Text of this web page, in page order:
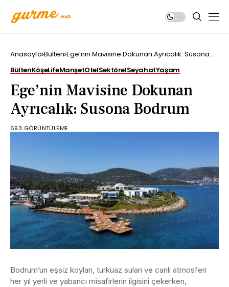
Anasayfa Bülten Ege’nin Mavisine Dokunan Ayrıcalık: Susona
BültenKöşeLifeManşetOtelSektörelSeyahatYaşam
Ege’nin Mavisine Dokunan
Ayrıcalık: Susona Bodrum
693 GÖRÜNTÜLEME
Bodrum’un eşsiz koyları, turkuaz suları ve canlı atmosferi
her yıl yerli ve yabancı misafirlerin ilgisini çekerken,